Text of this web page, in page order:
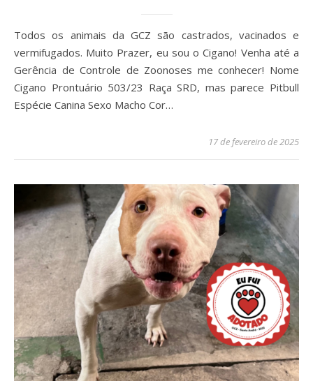
Todos os animais da GCZ são castrados, vacinados e
vermifugados. Muito Prazer, eu sou o Cigano! Venha até a
Gerência de Controle de Zoonoses me conhecer! Nome
Cigano Prontuário 503/23 Raça SRD, mas parece Pitbull
Espécie Canina Sexo Macho Cor…
17 de fevereiro de 2025